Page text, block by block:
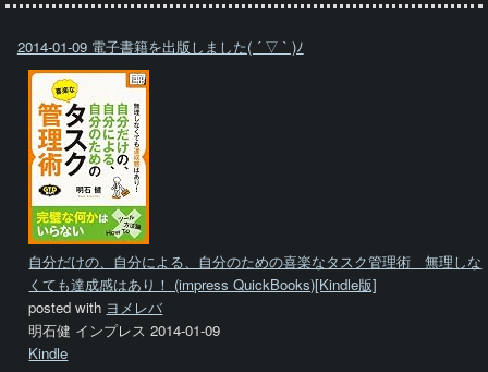
2014-01-09 電子書籍を出版しました( ´ ▽ ` )ﾉ
自分だけの、自分による、自分のための喜楽なタスク管理術 無理しな
くても達成感はあり！ (impress QuickBooks)[Kindle版]
posted with ヨメレバ
明石健 インプレス 2014-01-09
Kindle